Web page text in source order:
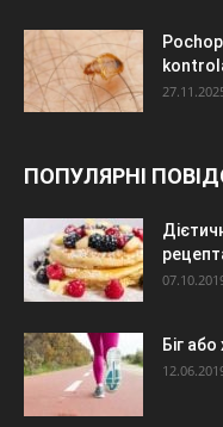
ПОПУЛЯРНІ
Біг